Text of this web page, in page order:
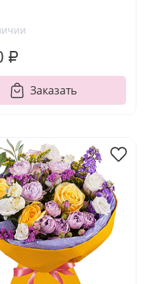
₽
Заказать